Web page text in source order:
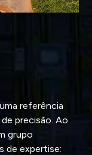
referência
precisão. Ao
grupo
de expertise: